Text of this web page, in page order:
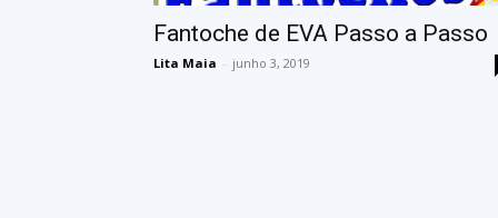
Fantoche de EVA Passo a Passo
Lita Maia - junho 3, 2019